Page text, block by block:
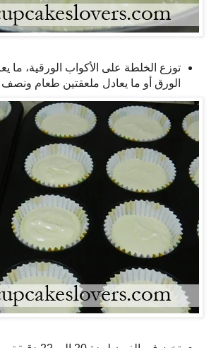
توزع الخلطة على الأكواب الورقية، ما
الورق أو ما يعادل ملعقتين طعام ونصف